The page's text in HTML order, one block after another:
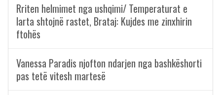
Rriten helmimet nga ushqimi/ Temperaturat e
larta shtojnë rastet, Brataj: Kujdes me zinxhirin
ftohës
Vanessa Paradis njofton ndarjen nga bashkëshorti
pas tetë vitesh martesë